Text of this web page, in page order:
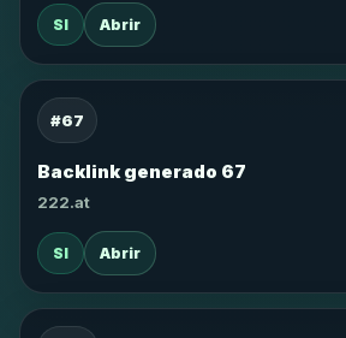
SI Abrir
#67
Backlink generado 67
222.at
SI Abrir